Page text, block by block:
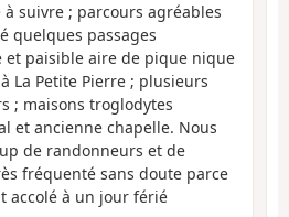
à suivre ; parcours agréables
quelques passages
et paisible aire de pique nique
La Petite Pierre ; plusieurs
; maisons troglodytes
et ancienne chapelle. Nous
de randonneurs et de
fréquenté sans doute parce
accolé à un jour férié